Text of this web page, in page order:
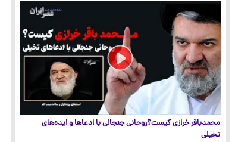
محمدباقر خرازی کیست؟روحانی جنجالی با ادعاها و ایده‌های
تخیلی